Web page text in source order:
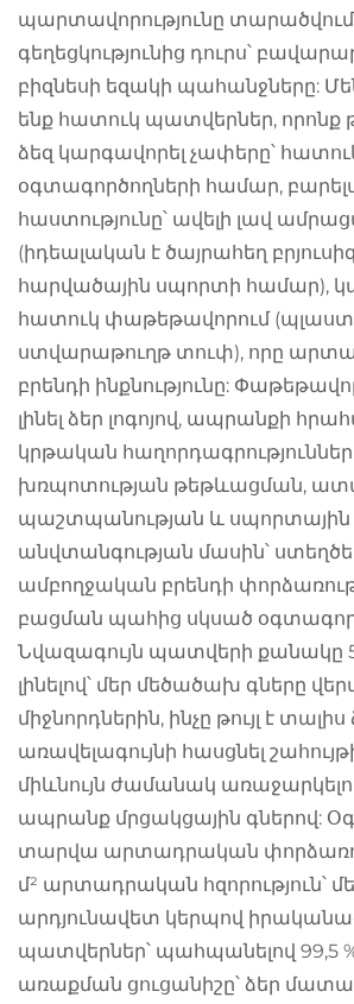
պարտավորությունը
գեղեցկությունից դուրս՝
բիզնեսի եզակի պահանջները:
ենք հատուկ պատվերներ, որոնք
ձեզ կարգավորել չափերը՝
օգտագործողների համար,
հաստությունը՝ ավելի լավ
(իդեալական է ծայրահեղ
հարվածային սպորտի համար),
հատուկ փաթեթավորում
ստվարաթուղթ տուփ), որը
բրենդի ինքնությունը:
լինել ձեր լոգոյով, ապրանքի
կրթական
խռպոտության թեթևացման,
պաշտպանության և սպորտային
անվտանգության մասին՝
ամբողջական բրենդի
բացման պահից սկսած
Նվազագույն պատվերի քանակը
լինելով՝ մեր մեծածախ գները
միջնորդներին, ինչը թույլ է տալիս
առավելագույնի հասցնել
միևնույն ժամանակ
ապրանք մրցակցային գներով:
տարվա արտադրական
մ² արտադրական հզորություն՝
արդյունավետ կերպով
պատվերներ՝ պահպանելով 99,5
առաքման ցուցանիշը՝ ձեր